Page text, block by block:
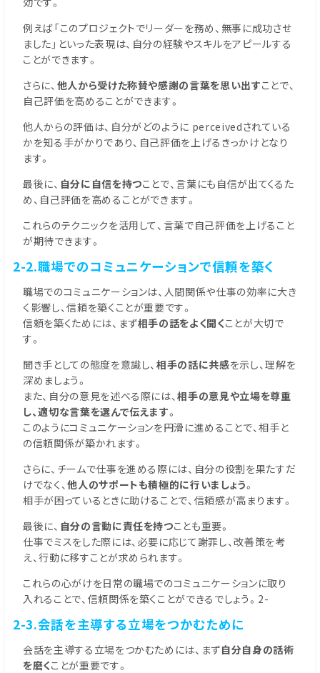
例えば「このプロジェクトでリーダーを務め、無事に成功させ
ました」といった表現は、自分の経験やスキルをアピールする
ことができます。
さらに、 他人から受けた称賛や感謝の言葉を思い出すことで、
自己評価を高めることができます。
他人からの評価は、自分がどのように perceivedされている
かを知る手がかりであり、自己評価を上げるきっかけとなり
ます。
最後に、 自分に自信を持つことで、言葉にも自信が出てくるた
め、自己評価を高めることができます。
これらのテクニックを活用して、言葉で自己評価を上げること
が期待できます。
2-2.職場でのコミュニケーションで信頼を築く
職場でのコミュニケーションは、人間関係や仕事の効率に大き
く影響し、信頼を築くことが重要です。
信頼を築くためには、まず相手の話をよく聞くことが大切で
す。
聞き手としての態度を意識し、相手の話に共感を示し、理解を
深めましょう。
また、自分の意見を述べる際には、相手の意見や立場を尊重
し、適切な言葉を選んで伝えます。
このようにコミュニケーションを円滑に進めることで、相手と
の信頼関係が築かれます。
さらに、チームで仕事を進める際には、自分の役割を果たすだ
けでなく、他人のサポートも積極的に行いましょう。
相手が困っているときに助けることで、信頼感が高まります。
最後に、 自分の言動に責任を持つことも重要。
仕事でミスをした際には、必要に応じて謝罪し、改善策を考
え、行動に移すことが求められます。
これらの心がけを日常の職場でのコミュニケーションに取り
入れることで、信頼関係を築くことができるでしょう。2-
2-3.会話を主導する立場をつかむために
会話を主導する立場をつかむためには、まず自分自身の話術
を磨くことが重要です。